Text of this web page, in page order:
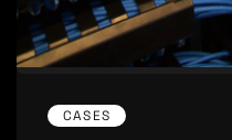
CASES